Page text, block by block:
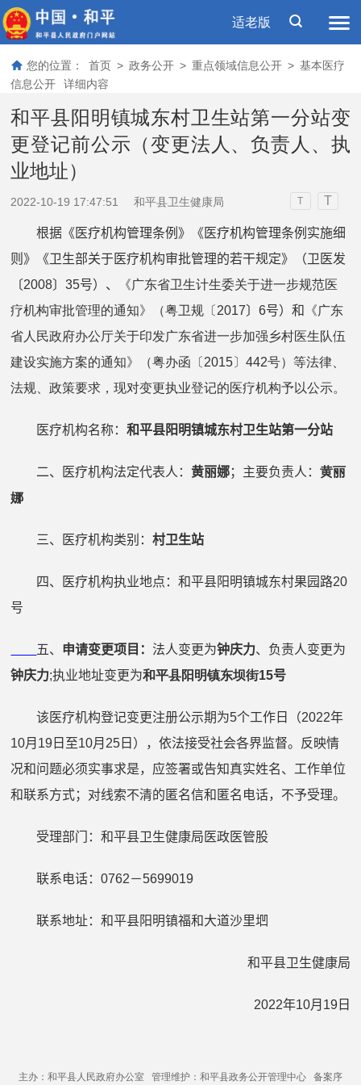
适老版
您的位置： 首页 > 政务公开 > 重点领域信息公开 > 基本医疗
信息公开
详细内容
和平县阳明镇城东村卫生站第一分站变
更登记前公示（变更法人、负责人、执
业地址）
2022-10-19 17:47:51 和平县卫生健康局 T T
根据《医疗机构管理条例》《医疗机构管理条例实施细
则》《卫生部关于医疗机构审批管理的若干规定》（卫医发
〔2008〕35号） 、
《广东省卫生计生委关于进一步规范医
疗机构审批管理的通知》（粤卫规〔2017〕6号）和
《广东
省人民政府办公厅关于印发广东省进一步加强乡村医生队伍
建设实施方案的通知》（粤办函〔2015〕442号）等法律、
法规、政策要求，现对变更执业登记的医疗机构予以公示。
医疗机构名称：和平县阳明镇城东村卫生站第一分站
二、医疗机构法定代表人：黄丽娜；主要负责人：黄丽
娜
三、医疗机构类别：村卫生站
四、医疗机构执业地点：和平县阳明镇城东村果园路20
号
五、 申请变更项目： 法人变更为钟庆力、负责人变更为
钟庆力;执业地址变更为和平县阳明镇东坝街15号
该医疗机构登记变更注册公示期为5个工作日（2022年
10月 19 日至10月 25 日），依法接受社会各界监督。反映情
况和问题必须实事求是，应签署或告知真实姓名、工作单位
和联系方式；对线索不清的匿名信和匿名电话，不予受理。
受理部门：和平县卫生健康局医政医管股
联系电话：0762－5699019
联系地址：和平县阳明镇福和大道沙里垇
和平县卫生健康局
2022年10月 19日
主办：和平县人民政府办公室 管理维护：和平县政务公开管理中心 备案序